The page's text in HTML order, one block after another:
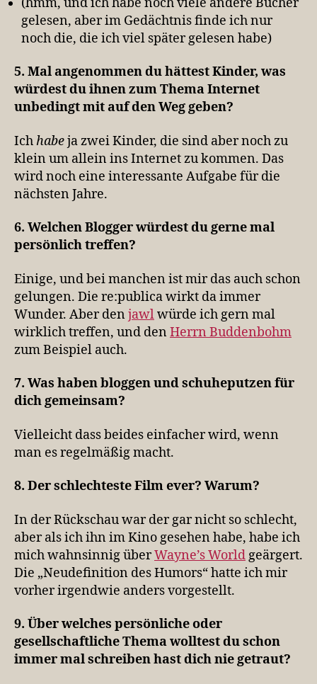
gelesen, aber im Gedächtnis finde ich nur
noch die, die ich viel später gelesen habe)
5. Mal angenommen du hättest Kinder, was
würdest du ihnen zum Thema Internet
unbedingt mit auf den Weg geben?
Ich habeja zwei Kinder, die sind aber noch zu
klein um allein ins Internet zu kommen. Das
wird noch eine interessante Aufgabe für die
nächsten Jahre.
6. Welchen Blogger würdest du gerne mal
persönlich treffen?
Einige, und bei manchen ist mir das auch schon
gelungen. Die re:publica wirkt da immer
Wunder. Aber den jawlwürde ich gern mal
wirklich treffen, und den Herrn Buddenbohm
zum Beispiel auch.
7. Was haben bloggen und schuheputzen für
dich gemeinsam?
Vielleicht dass beides einfacher wird, wenn
man es regelmäßig macht.
8. Der schlechteste Film ever? Warum?
In der Rückschau war der gar nicht so schlecht,
aber als ich ihn im Kino gesehen habe, habe ich
mich wahnsinnig überWayne’s World geärgert.
Die „Neudefinition des Humors“ hatte ich mir
vorher irgendwie anders vorgestellt.
9. Über welches persönliche oder
gesellschaftliche Thema wolltest du schon
immer mal schreiben hast dich nie getraut?